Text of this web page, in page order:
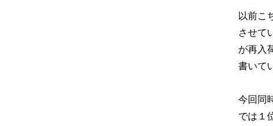
以前こ
させて
が再入
書いて
今回同
では１